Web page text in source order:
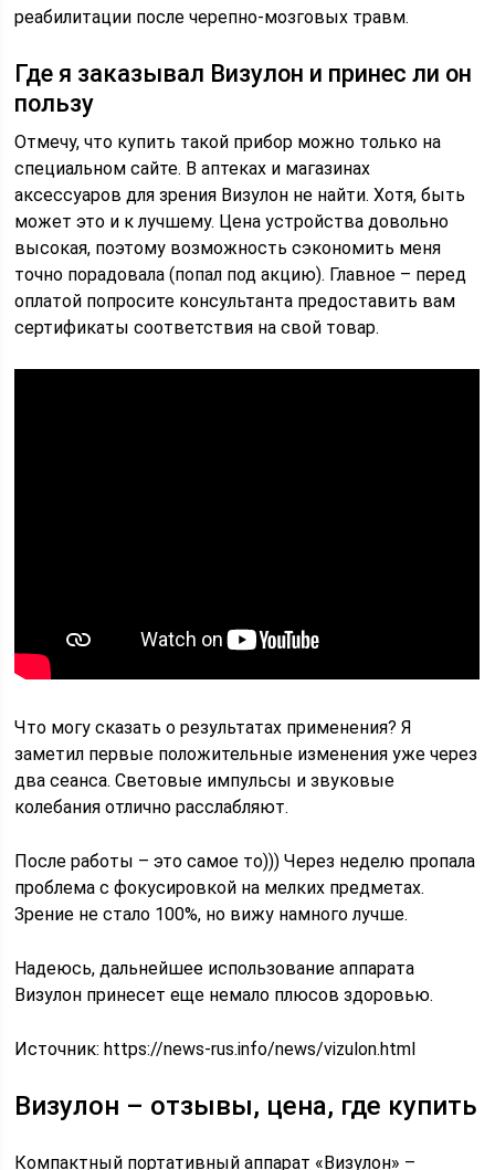
реабилитации после черепно-мозговых травм.
Где я заказывал Визулон и принес ли он
пользу
Отмечу, что купить такой прибор можно только на
специальном сайте. В аптеках и магазинах
аксессуаров для зрения Визулон не найти. Хотя, быть
может это и к лучшему. Цена устройства довольно
высокая, поэтому возможность сэкономить меня
точно порадовала (попал под акцию). Главное – перед
оплатой попросите консультанта предоставить вам
сертификаты соответствия на свой товар.
Что могу сказать о результатах применения? Я
заметил первые положительные изменения уже через
два сеанса. Световые импульсы и звуковые
колебания отлично расслабляют.
После работы – это самое то))) Через неделю пропала
проблема с фокусировкой на мелких предметах.
Зрение не стало 100%, но вижу намного лучше.
Надеюсь, дальнейшее использование аппарата
Визулон принесет еще немало плюсов здоровью.
Источник:https://news-rus.info/news/vizulon.html
Визулон – отзывы, цена, где купить
Компактный портативный аппарат «Визулон» –